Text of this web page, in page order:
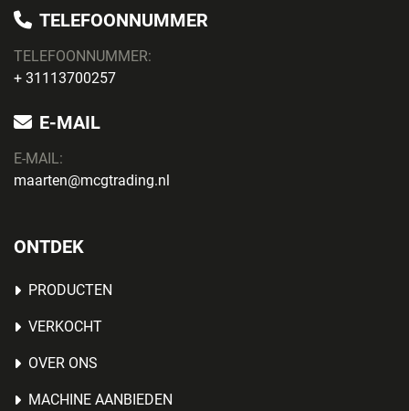
TELEFOONNUMMER
TELEFOONNUMMER:
+ 31113700257
E-MAIL
E-MAIL:
maarten@mcgtrading.nl
ONTDEK
PRODUCTEN
VERKOCHT
OVER ONS
MACHINE AANBIEDEN